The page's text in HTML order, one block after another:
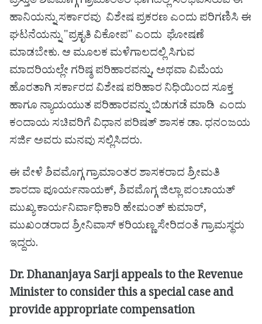
ಹಾನಿಯನ್ನು ಸರ್ಕಾರವು ವಿಶೇಷ ಪ್ರಕರಣ ಎಂದು ಪರಿಗಣಿಸಿ ಈ
ಘಟನೆಯನ್ನು "ಪ್ರಕೃತಿ ವಿಕೋಪ" ಎಂದು ಘೋಷಣೆ
ಮಾಡಬೇಕು. ಆ ಮೂಲಕ ಮಳೆಗಾಲದಲ್ಲಿ ಸಿಗುವ
ಮಾದರಿಯಲ್ಲೇ ಗರಿಷ್ಠ ಪರಿಹಾರವನ್ನು, ಅಥವಾ ವಿಮೆಯ
ಹೊರತಾಗಿ ಸರ್ಕಾರದ ವಿಶೇಷ ಪರಿಹಾರ ನಿಧಿಯಿಂದ ಸೂಕ್ತ
ಹಾಗೂ ನ್ಯಾಯಯುತ ಪರಿಹಾರವನ್ನು ಬಿಡುಗಡೆ ಮಾಡಿ ಎಂದು
ಕಂದಾಯ ಸಚಿವರಿಗೆ ವಿಧಾನ ಪರಿಷತ್ ಶಾಸಕ ಡಾ. ಧನಂಜಯ
ಸರ್ಜಿ ಅವರು ಮನವು ಸಲ್ಲಿಸಿದರು.
ಈ ವೇಳೆ ಶಿವಮೊಗ್ಗ ಗ್ರಾಮಾಂತರ ಶಾಸಕರಾದ ಶ್ರೀಮತಿ
ಶಾರದಾ ಪೂರ್ಯನಾಯಕ್, ಶಿವಮೊಗ್ಗ ಜಿಲ್ಲಾ ಪಂಚಾಯತ್
ಮುಖ್ಯ ಕಾರ್ಯನಿರ್ವಾಧಿಕಾರಿ ಹೇಮಂತ್ ಕುಮಾರ್,
ಮುಖಂಡರಾದ ಶ್ರೀನಿವಾಸ್ ಕರಿಯಣ್ಣ ಸೇರಿದಂತೆ ಗ್ರಾಮಸ್ಥರು
ಇದ್ದರು.
Dr. Dhananjaya Sarji appeals to the Revenue
Minister to consider this a special case and
provide appropriate compensation